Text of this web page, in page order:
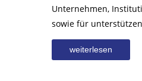
Unternehmen,
sowie für
weiterlesen